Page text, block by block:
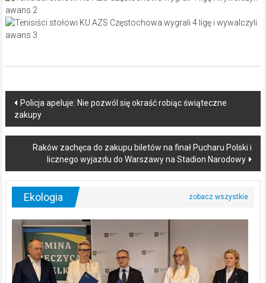
Post
navigation
Policja apeluje: Nie pozwól się okraść robiąc świąteczne
zakupy
Raków zachęca do zakupu biletów na finał Pucharu Polski i
licznego wyjazdu do Warszawy na Stadion Narodowy
Ekologia